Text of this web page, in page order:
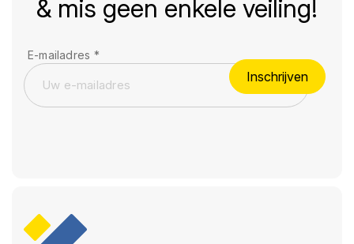
& mis geen enkele veiling!
E-mailadres *
Inschrijven